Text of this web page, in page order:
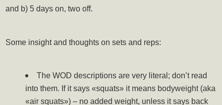
and b) 5 days on, two off.
Some insight and thoughts on sets and reps:
The WOD descriptions are very literal; don’t read
into them. If it says «squats» it means bodyweight (aka
«air squats») – no added weight, unless it says back